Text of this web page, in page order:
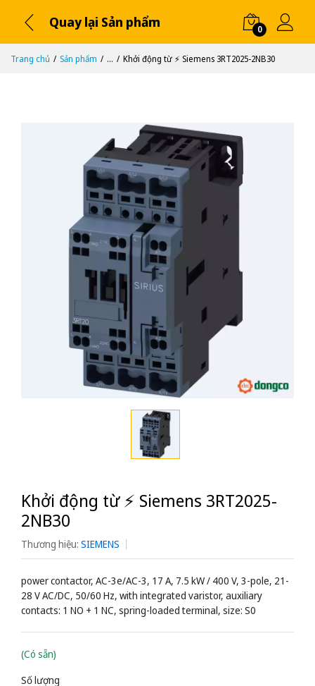
Quay lại Sản phẩm 0
Trang chủ Sản phẩm ... Khởi động từ ⚡️ Siemens 3RT2025-2NB30
Khởi động từ ⚡️ Siemens 3RT2025-
2NB30
Thương hiệu: SIEMENS
power contactor, AC-3e/AC-3, 17 A, 7.5 kW / 400 V, 3-pole, 21-
28 V AC/DC, 50/60 Hz, with integrated varistor, auxiliary
contacts: 1 NO + 1 NC, spring-loaded terminal, size: S0
(Có sẵn)
Số lượng